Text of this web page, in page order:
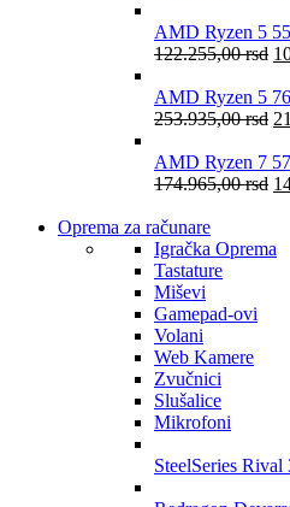
AMD Ryzen 5
122.255,00rsd
AMD Ryzen 5
253.935,00rsd
AMD Ryzen 7
174.965,00rsd
Oprema za računare
Igračka Oprema
Tastature
Miševi
Gamepad-ovi
Volani
Web Kamere
Zvučnici
Slušalice
Mikrofoni
SteelSeries Rival